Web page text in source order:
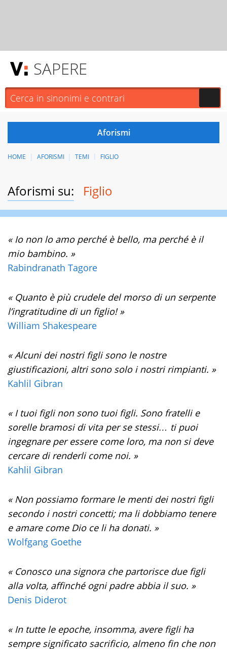
SAPERE
HOME AFORISMI TEMI FIGLIO
Aforismi su: Figlio
« Io non lo amo perché è bello, ma perché è il
mio bambino. »
Rabindranath Tagore
« Quanto è più crudele del morso di un serpente
l’ingratitudine di un figlio! »
William Shakespeare
« Alcuni dei nostri figli sono le nostre
giustificazioni, altri sono solo i nostri rimpianti. »
Kahlil Gibran
« I tuoi figli non sono tuoi figli. Sono fratelli e
sorelle bramosi di vita per se stessi… ti puoi
ingegnare per essere come loro, ma non si deve
cercare di renderli come noi. »
Kahlil Gibran
« Non possiamo formare le menti dei nostri figli
secondo i nostri concetti; ma li dobbiamo tenere
e amare come Dio ce li ha donati. »
Wolfgang Goethe
« Conosco una signora che partorisce due figli
alla volta, affinché ogni padre abbia il suo. »
Denis Diderot
« In tutte le epoche, insomma, avere figli ha
sempre significato sacrificio, almeno fin che non